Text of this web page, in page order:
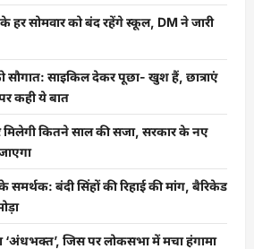
हर सोमवार को बंद रहेंगे स्कूल, DM ने जारी
सौगात: साइकिल देकर पूछा- खुश हैं, छात्राएं
कही ये बात
कितने साल की सजा, सरकार के नए
बंदी सिंहों की रिहाई की मांग, बैरिकेड
‘अंधभक्त’, जिस पर लोकसभा में मचा हंगामा